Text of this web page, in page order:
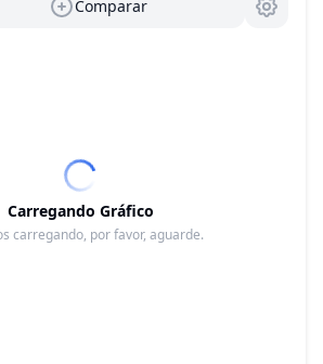
Comparar
Carregando Gráfico
carregando, por favor, aguarde.